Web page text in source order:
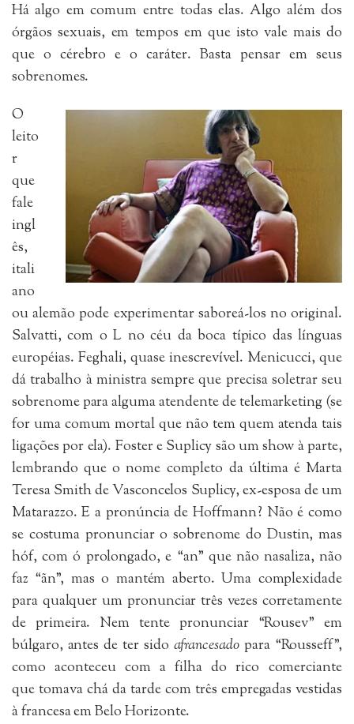
Há algo em comum entre todas elas. Algo além dos
órgãos sexuais, em tempos em que isto vale mais do
que o cérebro e o caráter. Basta pensar em seus
sobrenomes.
O
leito
r
que
fale
ingl
ês,
itali
ano
ou alemão pode experimentar saboreá-los no original.
Salvatti, com o L no céu da boca típico das línguas
européias. Feghali, quase inescrevível. Menicucci, que
dá trabalho à ministra sempre que precisa soletrar seu
sobrenome para alguma atendente de telemarketing (se
for uma comum mortal que não tem quem atenda tais
ligações por ela). Foster e Suplicy são um show à parte,
lembrando que o nome completo da última é Marta
Teresa Smith de Vasconcelos Suplicy, ex-esposa de um
Matarazzo. E a pronúncia de Hoffmann? Não é como
se costuma pronunciar o sobrenome do Dustin, mas
hóf, com ó prolongado, e “an” que não nasaliza, não
faz “ãn”, mas o mantém aberto. Uma complexidade
para qualquer um pronunciar três vezes corretamente
de primeira. Nem tente pronunciar “Rousev” em
búlgaro, antes de ter sido afrancesado para “Rousseff”,
como aconteceu com a filha do rico comerciante
que tomava chá da tarde com três empregadas vestidas
à francesa em Belo Horizonte.